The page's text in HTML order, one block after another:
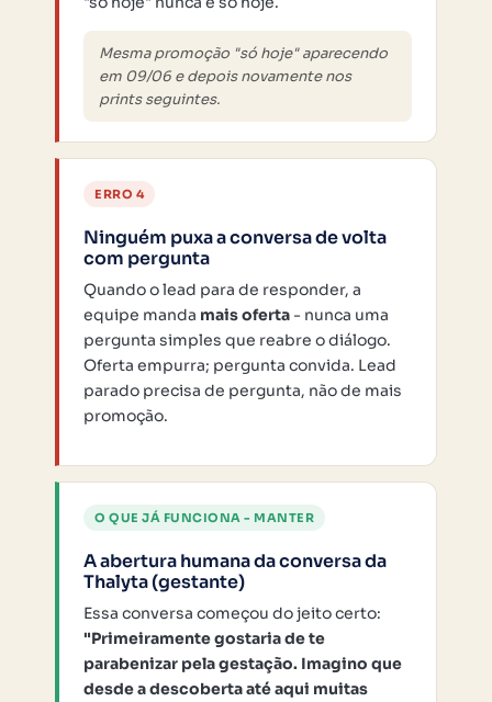
Mesma promoção "só hoje" aparecendo
em 09/06 e depois novamente nos
prints seguintes.
ERRO 4
Ninguém puxa a conversa de volta
com pergunta
Quando o lead para de responder, a
equipe manda mais oferta - nunca uma
pergunta simples que reabre o diálogo.
Oferta empurra; pergunta convida. Lead
parado precisa de pergunta, não de mais
promoção.
O QUE JÁ FUNCIONA - MANTER
A abertura humana da conversa da
Thalyta (gestante)
Essa conversa começou do jeito certo:
"Primeiramente gostaria de te
parabenizar pela gestação. Imagino que
desde a descoberta até aqui muitas